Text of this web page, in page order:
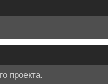
проекта.